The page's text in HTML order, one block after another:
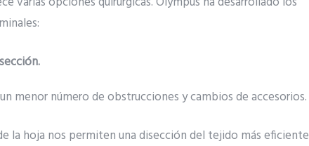
menor número de obstrucciones y cambios de accesorios.
la hoja nos permiten una disección del tejido más eficiente